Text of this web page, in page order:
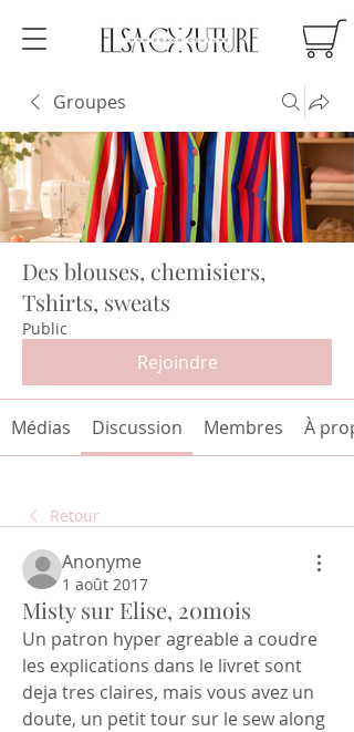
Groupes
Des blouses, chemisiers,
Tshirts, sweats
Public
Rejoindre
Médias Discussion Membres À
Retour
Anonyme
1 août 2017
Misty sur Elise, 20mois
Un patron hyper agreable a coudre
les explications dans le livret sont
deja tres claires, mais vous avez un
doute, un petit tour sur le sew along